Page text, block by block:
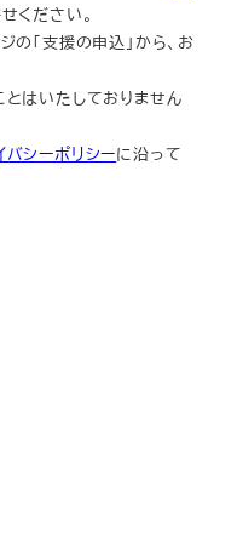
ください。
の「支援の申込」から、お
とはいたしておりません
バシーポリシーに沿って